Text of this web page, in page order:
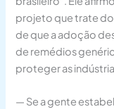
projeto que trate do
de que a adoção
de remédios
proteger as
— Se a gente